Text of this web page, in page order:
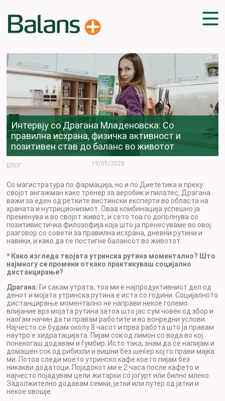
ДОМА
СОВЕТИ
ВЕЖБИ
ПЛАН ЗА ИСХРАНА
ЗДРАВИ РЕЦЕПТИ
БЛОГ
ПРОИЗВОДИ
КАМПАЊИ
Интервју со Драгана Младеновска: Со
правилна исхрана, физичка активност и
позитивен став до баланс во животот
БЛОГ 19/05/2020
Со магистратура по фармација, но и по Диететика и преку
својот ангажман како тренер за аеробик и пилатес, Драгана
важи за еден од ретките вистински експерти во областа на
храната и нутриционизмот. Оваа комбинација успешно ја
пременува и во својот живот, и сето тоа го дополнува со
позитивистичка филозофија која што ја пренесуваме во овој
разговор со совети за правилна исхрана, дневни рутини и
навики, и како да се постигне балансот во животот.
* Како изгледа твојата утринска рутина моментално? Што
најмногу се промени откако практикуваш социјално
дистанцирање?
Драгана: Ги сакам утрата, тоа ми е најпродуктивниот дел од
денот и мојата утринска рутина е иста со години. Социјалното
дистанцирање моментално не направи некое големо
влијание врз мојата рутина затоа што јас сум човек од збор и
наоѓам начин да ги правам работите и во вонредни услови.
Најчесто се будам околу 8 часот и прва работа што ја правам
наутро е хидратацијата. Пијам сок од лимон со вода во кој
понекогаш додавам и ѓумбир. Исто така, знам да се напијам и
домашен сок од рибизли и вишни без шеќер кој го прави мајка
ми. Потоа следи моето утринско кафе кое го пијам без
никакви додатоци. Појадокот ми е 2 часа после кафето и
најчесто појадувам цели житарки со јогурт или билно млеко.
Задолжително додавам семки, јатки или путер од јатки и
некое овошје.